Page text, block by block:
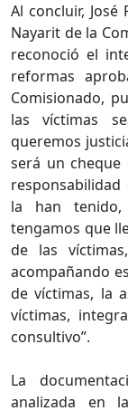
Al concluir, José
Nayarit de la
reconoció el
reformas
Comisionado,
las víctimas
queremos
será un
la han
tengamos que
de las
acompañando
de víctimas, la
víctimas,
consultivo”.
La
analizada en